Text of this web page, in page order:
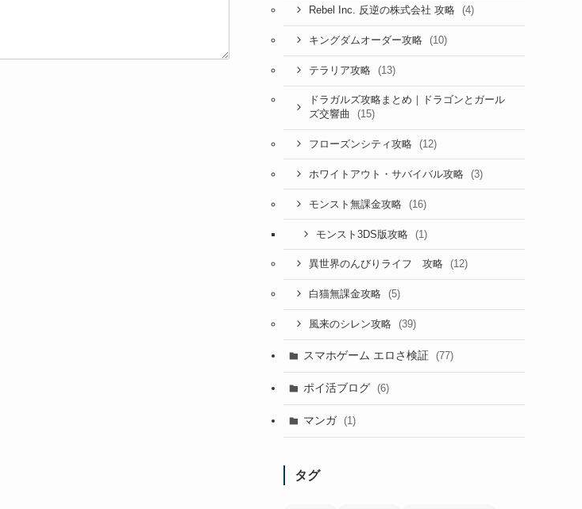
Rebel Inc. 反逆の株式会社 攻略 (4)
キングダムオーダー攻略 (10)
テラリア攻略 (13)
ドラガルズ攻略まとめ｜ドラゴンとガール
ズ交響曲
(15)
フローズンシティ攻略 (12)
ホワイトアウト・サバイバル攻略 (3)
モンスト無課金攻略 (16)
モンスト3DS版攻略 (1)
異世界のんびりライフ 攻略 (12)
白猫無課金攻略 (5)
風来のシレン攻略 (39)
スマホゲーム エロさ検証 (77)
ポイ活ブログ (6)
マンガ (1)
タグ